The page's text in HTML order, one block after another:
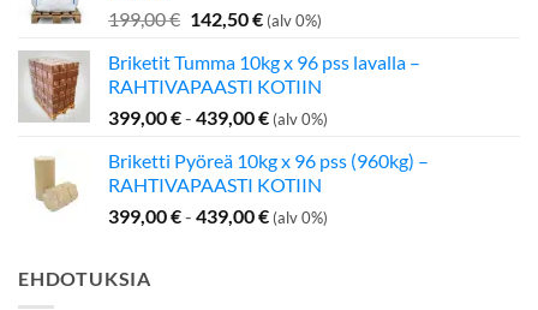
199,00€ Alkuperäinen
oli:
199,00 €.
142,50€Nykyinen
on:
142,50 €.
(alv 0%)
Briketit Tumma 10kg x 96 pss lavalla –
RAHTIVAPAASTI KOTIIN
399,00€- 439,00€ (alv 0%)
Briketti Pyöreä 10kg x 96 pss (960kg) –
RAHTIVAPAASTI KOTIIN
399,00€- 439,00€ (alv 0%)
EHDOTUKSIA